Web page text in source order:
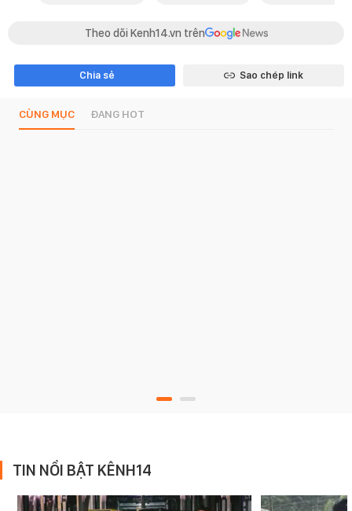
Theo dõi Kenh14.vn trên
Chia sẻ Sao chép link
CÙNG MỤC ĐANG HOT
TIN NỔI BẬT KÊNH14